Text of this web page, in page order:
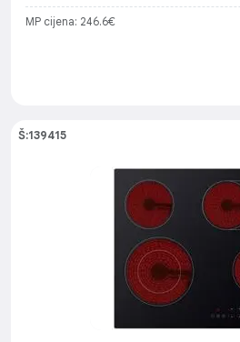
MP cijena: 246.6€
Š:139415